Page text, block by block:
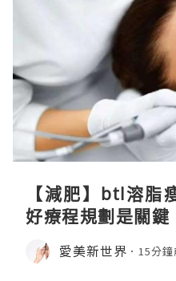
【減肥】btl溶脂
好療程規劃是關鍵
愛美新世界 15分鐘